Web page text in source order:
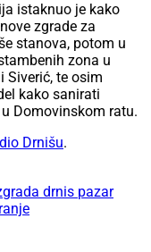
istaknuo je kako
zgrade za
stanova, potom u
zona u
Siverić, te osim
kako sanirati
Domovinskom ratu.
Drnišu.
drnis pazar